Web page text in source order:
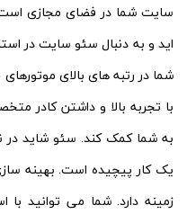
سایت شما در فضای مجازی است.
اید و به دنبال سئو سایت در
شما در رتبه های بالای
با تجربه بالا و داشتن کادر
به شما کمک کند. سئو شاید در
یک کار پیچیده است. بهینه
زمینه دارد. شما می توانید